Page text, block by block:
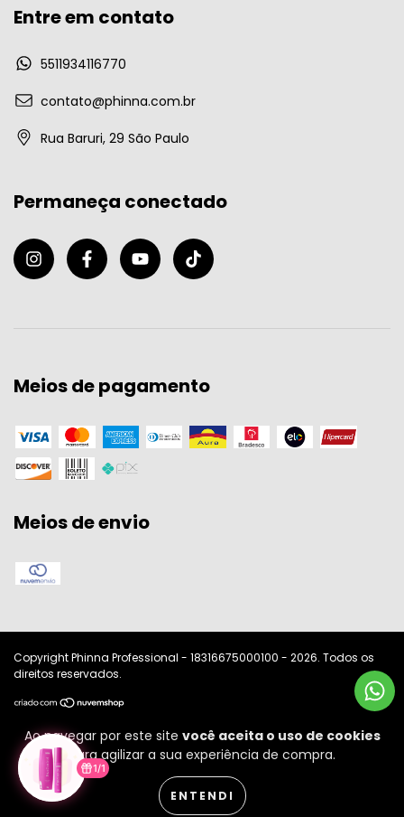
Ao navegar por este site você aceita o uso de cookies
para agilizar a sua experiência de compra.
ENTENDI
Entre em contato
5511934116770
contato@phinna.com.br
Rua Baruri, 29 São Paulo
Permaneça conectado
Meios de pagamento
Meios de envio
Copyright Phinna Professional - 18316675000100 - 2026. Todos os
direitos reservados.
1/1